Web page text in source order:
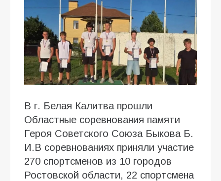
В г. Белая Калитва прошли
Областные соревнования памяти
Героя Советского Союза Быкова Б.
И.В соревнованиях приняли участие
270 спортсменов из 10 городов
Ростовской области, 22 спортсмена